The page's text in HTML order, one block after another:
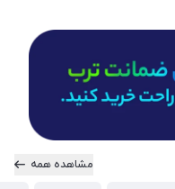
مشاهده همه